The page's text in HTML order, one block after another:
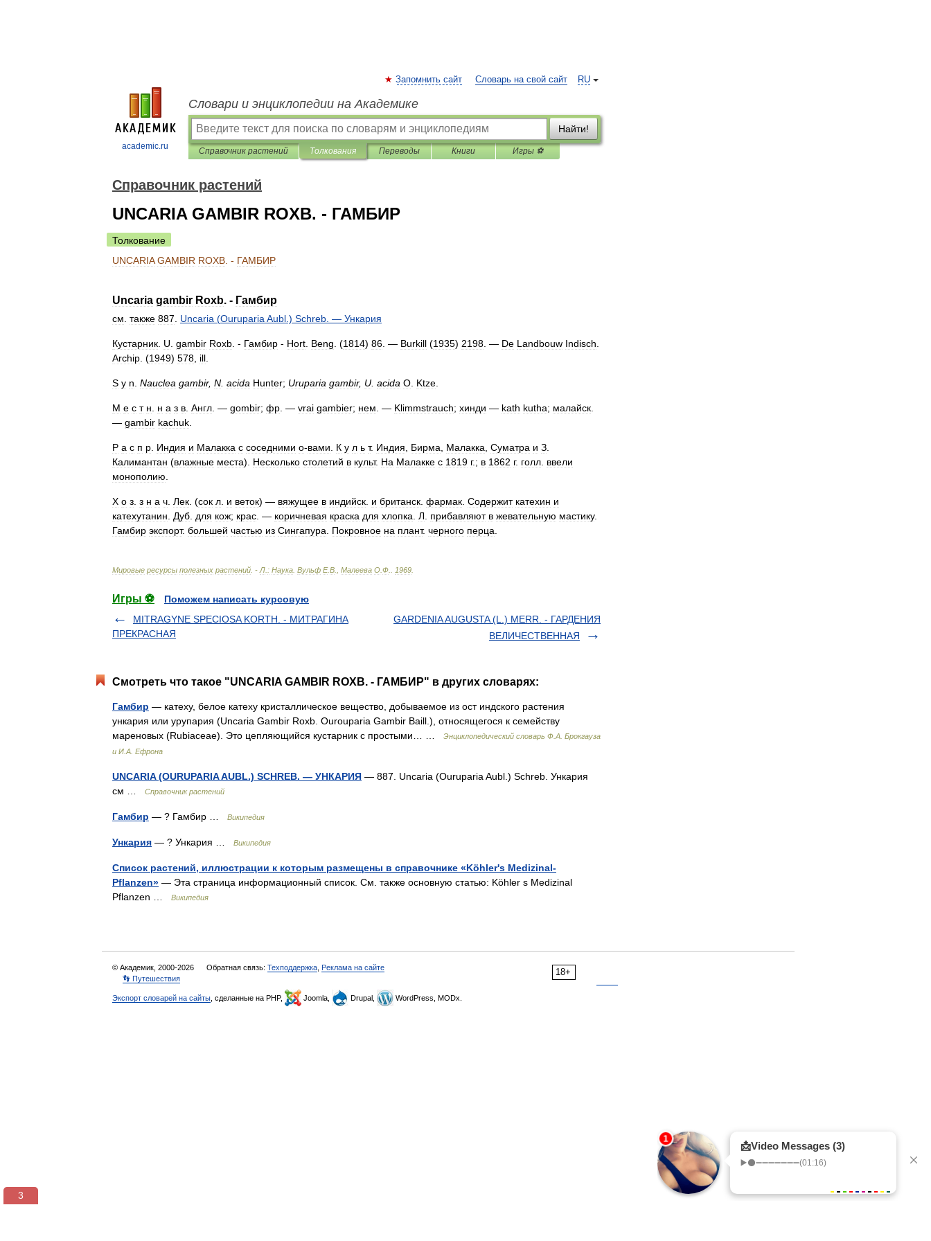
academic.ru
RU
Запомнить сайт Словарь на свой сайт
Словари и энциклопедии на Академике
Найти!
Справочник растений Толкования Переводы Книги Игры ⚽
Справочник растений
UNCARIA GAMBIR ROXB. - ГАМБИР
Толкование
UNCARIA GAMBIR ROXB . - ГАМБИР
Uncaria gambir Roxb. - Гамбир
см также 887 Uncaria (Ouruparia Aubl .) Schreb . — Ункария
Кустарник U gambir Roxb . - Гамбир - Hort Beng . (1814) 86 . — Burkill (1935) 2198 . — De Landbouw Indisch
Archip . (1949) 578 ill
S y n Nauclea gambir, N acida Hunter; Uruparia gambir, U acida O Ktze
М е с т н н а з в Англ . — gombir; фр . — vrai gambier; нем . — Klimmstrauch; хинди — kath kutha; малайск
— gambir kachuk
Р а с п р Индия и Малакка с соседними о-вами К у л ь т. Индия Бирма Малакка Суматра и З
Калимантан (влажные места). Несколько столетий в культ. На Малакке с 1819 г.; в 1862 г. голл ввели
монополию
Х о з з н а ч Лек . (сок л и веток) — вяжущее в индийск и британск фармак Содержит катехин и
катехутанин
Дуб для кож; крас . — коричневая краска для хлопка Л прибавляют в жевательную мастику.
Гамбир экспорт. большей частью из Сингапура Покровное на плант. черного перца
Мировые ресурсы полезных растений . - Л : Наука Вульф Е.В Малеева О Ф 1969
Игры ⚽
Поможем написать курсовую
MITRAGYNE SPECIOSA KORTH. - МИТРАГИНА
ПРЕКРАСНАЯ
GARDENIA AUGUSTA (L.) MERR. - ГАРДЕНИЯ
ВЕЛИЧЕСТВЕННАЯ
Смотреть что такое "UNCARIA GAMBIR ROXB. - ГАМБИР" в других словарях:
Гамбир — катеху, белое катеху кристаллическое вещество, добываемое из ост индского растения
ункария или урупария (Uncaria Gambir Roxb. Ourouparia Gambir Baill.), относящегося к семейству
мареновых (Rubiaceae). Это цепляющийся кустарник с простыми… …
Энциклопедический словарь Ф.А. Брокгауза
и И.А. Ефрона
UNCARIA (OURUPARIA AUBL.) SCHREB. — УНКАРИЯ — 887. Uncaria (Ouruparia Aubl.) Schreb. Ункария
см …
Справочник растений
Гамбир — ? Гамбир … Википедия
Ункария — ? Ункария … Википедия
Список растений, иллюстрации к которым размещены в справочнике «Köhler's Medizinal-
Pflanzen» — Эта страница информационный список. См. также основную статью: Köhler s Medizinal
Pflanzen …
Википедия
18+
© Академик, 2000-2026 Обратная связь: Техподдержка Реклама на сайте
👣 Путешествия
Экспорт словарей на сайты , сделанные на PHP, Joomla, Drupal, WordPress, MODx.
3